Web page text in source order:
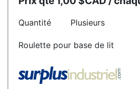
Quantité Plusieurs
Roulette pour base de lit